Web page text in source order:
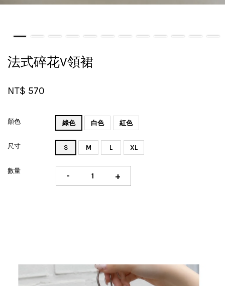
法式碎花V領裙
NT$ 570
顏色 綠色 白色 紅色
尺寸 S M L XL
數量 - +